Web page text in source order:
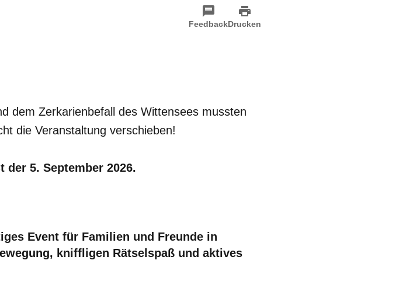
FeedbackDrucken
dem Zerkarienbefall des Wittensees mussten
die Veranstaltung verschieben!
der 5. September 2026.
Event für Familien und Freunde in
kniffligen Rätselspaß und aktives